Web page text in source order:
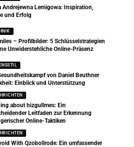
Andrejewna Lemigowa: Inspiration,
und Erfolg
– Profilbilder: 5 Schlüsselstrategien
Unwiderstehliche Online-Präsenz
von Daniel Beuthner
Einblick und Unterstützung
about hizgullmes: Ein
Leitfaden zur Erkennung
Online-Taktiken
With Qzobollrode: Ein umfassender